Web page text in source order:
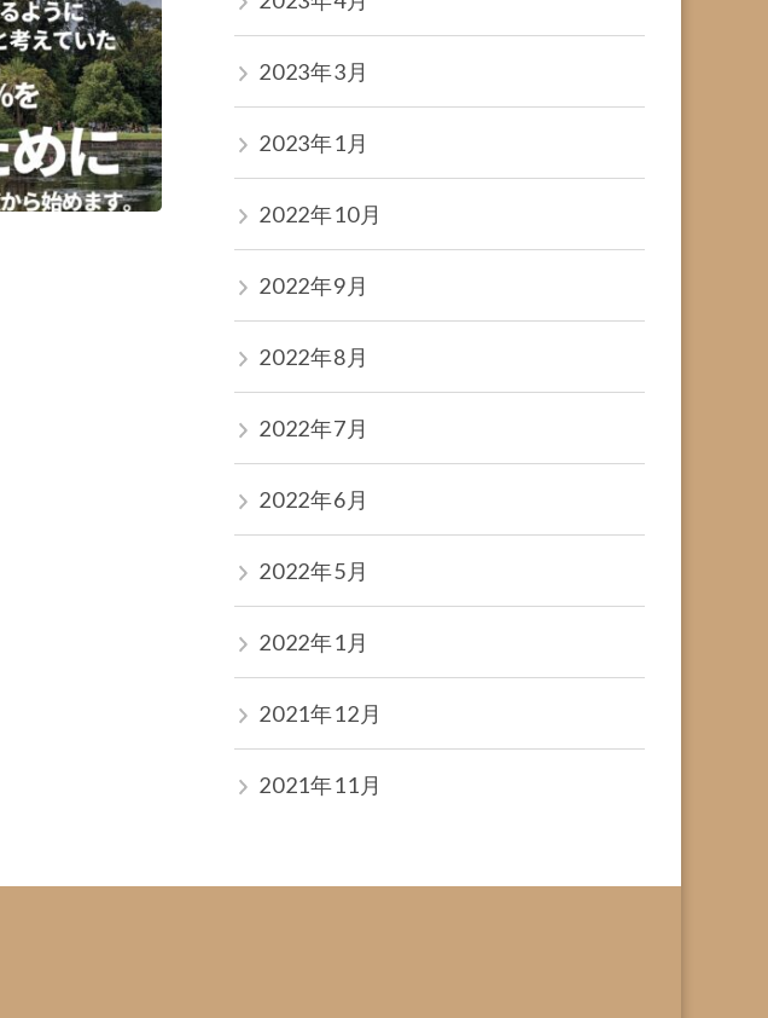
2023年3月
2023年1月
2022年10月
2022年9月
2022年8月
2022年7月
2022年6月
2022年5月
2022年1月
2021年12月
2021年11月